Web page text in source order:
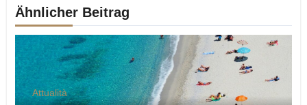
Ähnlicher Beitrag
Attualità